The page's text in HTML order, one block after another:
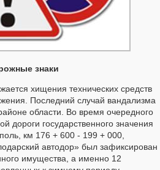
знаки
хищения технических средств
Последний случай вандализма
области. Во время очередного
дороги государственного значения
км 176 + 600 - 199 + 000,
автодор» был зафиксирован
имущества, а именно 12